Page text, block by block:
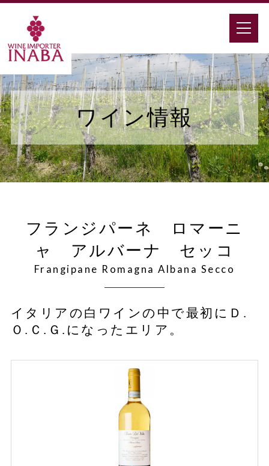
ワイン情報
フランジパーネ ロマーニ
ャ アルバーナ セッコ
Frangipane Romagna Albana Secco
イタリアの白ワインの中で最初にＤ.
Ｏ.Ｃ.Ｇ.になったエリア。